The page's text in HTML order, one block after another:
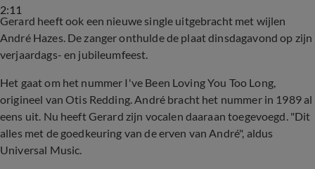
2:11
Gerard heeft ook een nieuwe single uitgebracht met wijlen
André Hazes. De zanger onthulde de plaat dinsdagavond op zijn
verjaardags- en jubileumfeest.
Het gaat om het nummer I've Been Loving You Too Long,
origineel van Otis Redding. André bracht het nummer in 1989 al
eens uit. Nu heeft Gerard zijn vocalen daaraan toegevoegd. "Dit
alles met de goedkeuring van de erven van André", aldus
Universal Music.